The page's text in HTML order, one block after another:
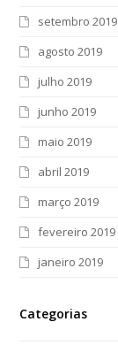
setembro 2019
agosto 2019
julho 2019
junho 2019
maio 2019
abril 2019
março 2019
fevereiro 2019
janeiro 2019
Categorias